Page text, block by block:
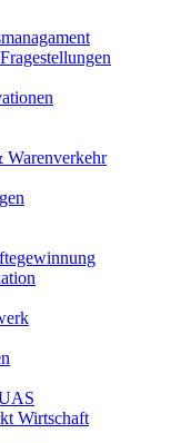
Warenverkehr
Wirtschaft